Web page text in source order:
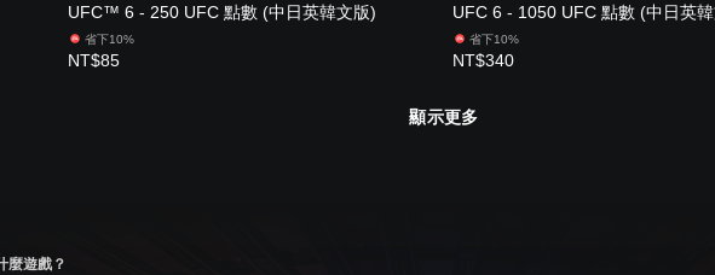
UFC™ 6 - 250 UFC 點數 (中日英韓文版)
省下10%
NT$85
UFC 6 - 1050 UFC 點數 (中日英
省下10%
NT$340
顯示更多
麼遊戲？